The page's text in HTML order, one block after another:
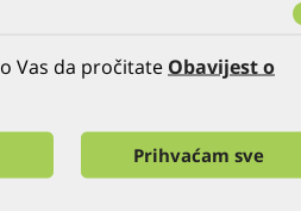
Vas da pročitate Obavijest o
Prihvaćam sve